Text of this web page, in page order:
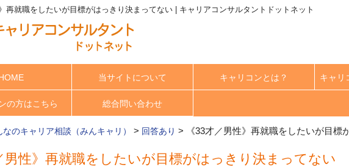
再就職をしたいが目標がはっきり決まってない | キャリアコンサルタントドットネット
当サイトについて キャリコンとは？ キャリ
の方はこちら 総合問い合わせ
なのキャリア相談（みんキャリ） > 回答あり > 《33才／男性》再就職をしたいが目標
男性》再就職をしたいが目標がはっきり決まってない